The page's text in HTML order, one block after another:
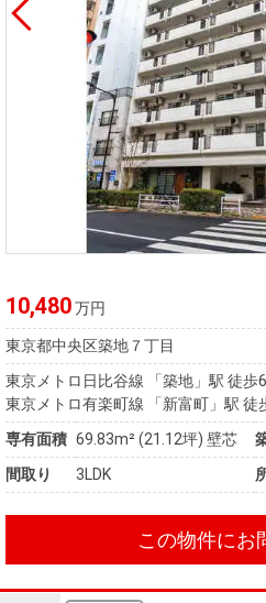
探
す
購入向け
サービス
住宅ロ
ンシミ
レーシ
ン
暮らしの
税金の本
（電子ブ
ック）
売却向け
サービス
周辺相
検索
住まいと
暮らしの
税金の本
（電子ブ
売却ガ
ド
10,480万円
東京都中央区築地７丁目
東京メトロ日比谷線 「築地」駅 徒歩
東京メトロ有楽町線 「新富町」駅 徒
専有面積 69.83m²(21.12坪) 壁芯
間取り
3LDK
この物件にお